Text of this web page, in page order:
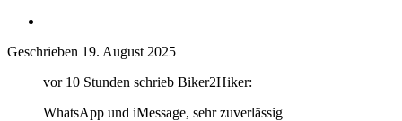
Geschrieben 19. August 2025
vor 10 Stunden schrieb Biker2Hiker:
WhatsApp und iMessage, sehr zuverlässig